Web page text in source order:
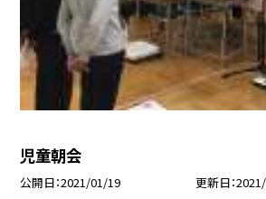
児童朝会
公開日 2021/01/19 更新日